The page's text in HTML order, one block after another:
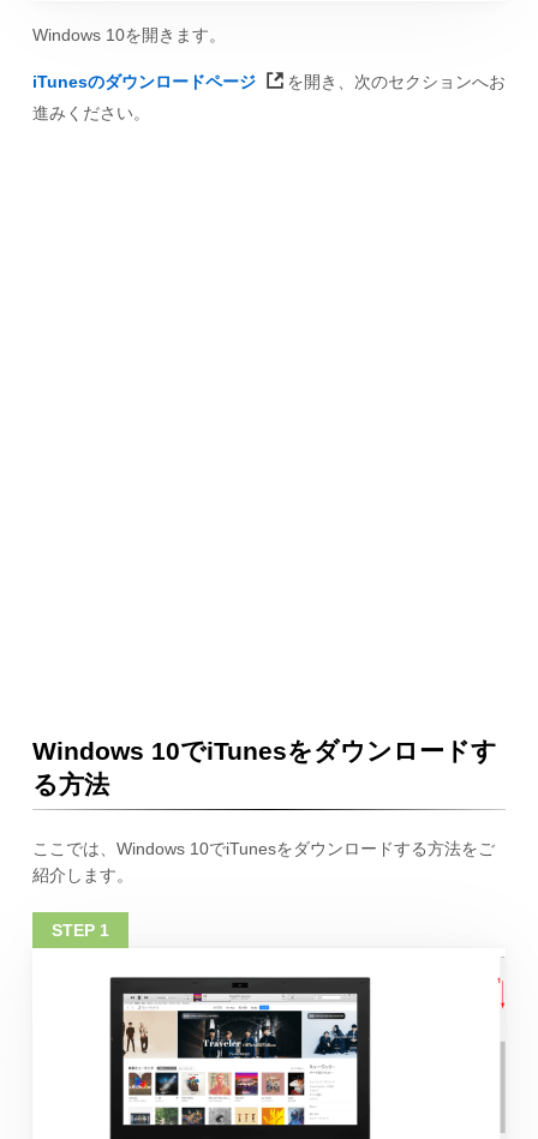
Windows 10を開きます。
iTunesのダウンロードページ
を開き、次のセクションへお
進みください。
Windows 10でiTunesをダウンロードす
る方法
ここでは、Windows 10でiTunesをダウンロードする方法をご
紹介します。